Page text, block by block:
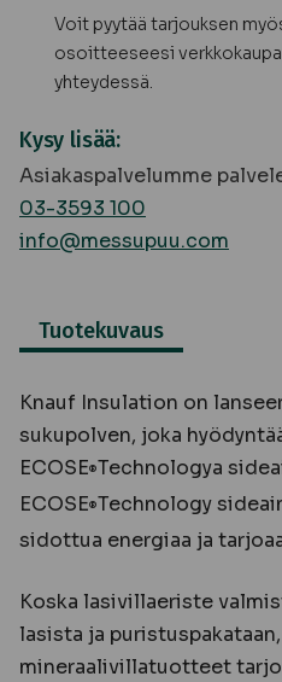
Voit pyytää tarjouksen
osoitteeseesi
yhteydessä.
Kysy lisää:
Asiakaspalvelumme
03-3593 100
info@messupuu.com
Tuotekuvaus
Knauf Insulation on
sukupolven, joka
ECOSE®Technologya
ECOSE®Technology
sidottua energiaa ja
Koska lasivillaeriste
lasista ja
mineraalivillatuotteet